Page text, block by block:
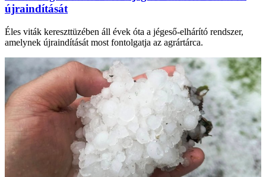
újraindítását
Éles viták kereszttüzében áll évek óta a jégeső-elhárító rendszer,
amelynek újraindítását most fontolgatja az agrártárca.